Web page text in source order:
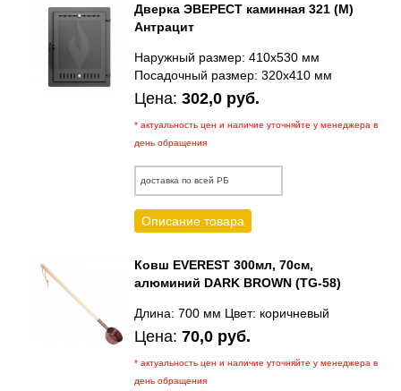
Дверка ЭВЕРЕСТ каминная 321 (М)
Антрацит
Наружный размер: 410х530 мм
Посадочный размер: 320х410 мм
Цена: 302,0 руб.
* актуальность цен и наличие уточняйте у менеджера в
день обращения
доставка по всей РБ
Описание товара
Ковш EVEREST 300мл, 70см,
алюминий DARK BROWN (TG-58)
Длина: 700 мм Цвет: коричневый
Цена: 70,0 руб.
* актуальность цен и наличие уточняйте у менеджера в
день обращения